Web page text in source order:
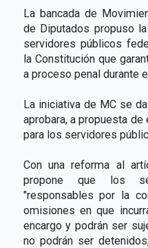
La bancada de
de Diputados propuso
servidores públicos
la Constitución que
a proceso penal durante
La iniciativa de MC se
aprobara, a propuesta
para los servidores
Con una reforma al
propone que los
"responsables por la
omisiones en que
encargo y podrán ser
no podrán ser